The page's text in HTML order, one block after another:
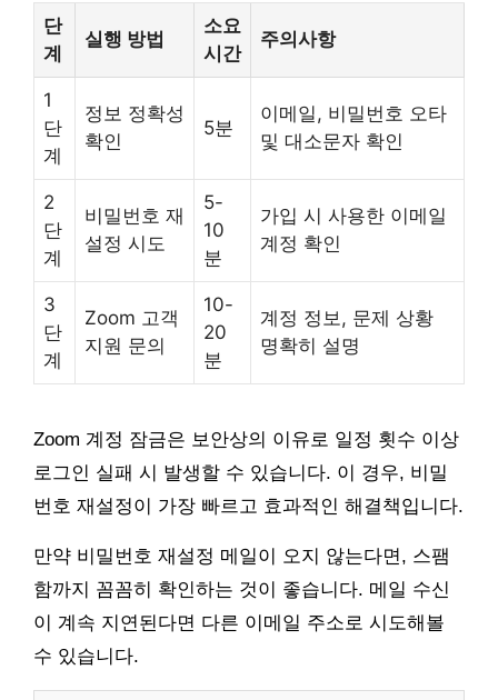
단
계
실행 방법
소요
시간
주의사항
1
단
계
정보 정확성
확인
5분
이메일, 비밀번호 오타
및 대소문자 확인
2
단
계
비밀번호 재
설정 시도
5-
10
분
가입 시 사용한 이메일
계정 확인
3
단
계
Zoom 고객
지원 문의
10-
20
분
계정 정보, 문제 상황
명확히 설명
Zoom 계정 잠금은 보안상의 이유로 일정 횟수 이상
로그인 실패 시 발생할 수 있습니다. 이 경우, 비밀
번호 재설정이 가장 빠르고 효과적인 해결책입니다.
만약 비밀번호 재설정 메일이 오지 않는다면, 스팸
함까지 꼼꼼히 확인하는 것이 좋습니다. 메일 수신
이 계속 지연된다면 다른 이메일 주소로 시도해볼
수 있습니다.